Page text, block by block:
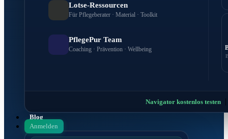
Lotse-Ressourcen
Für Pflegeberater · Material · Toolkit
PflegePur Team
Coaching · Prävention · Wellbeing
Navigator kostenlos testen
Blog
Anmelden